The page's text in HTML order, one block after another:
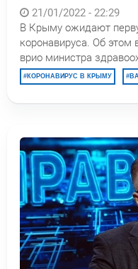
21/01/2022 - 22:29
В Крыму ожидают
коронавируса. Об
врио министра
КОРОНАВИРУС В КРЫМУ